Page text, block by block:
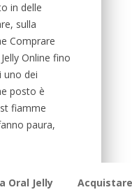
in delle
sulla
Comprare
Online fino
uno dei
posto è
fiamme
paura,
Oral Jelly
Acquistare